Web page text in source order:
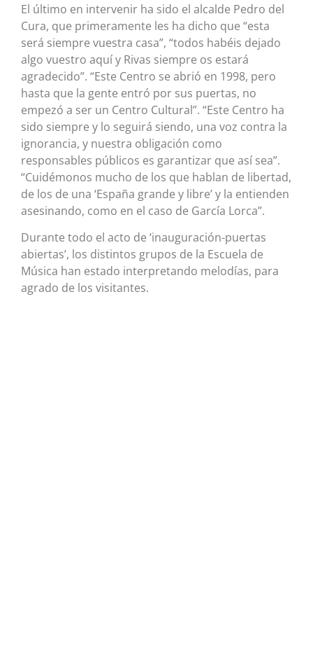
El último en intervenir ha sido el alcalde Pedro del
Cura, que primeramente les ha dicho que “esta
será siempre vuestra casa”, “todos habéis dejado
algo vuestro aquí y Rivas siempre os estará
agradecido”. “Este Centro se abrió en 1998, pero
hasta que la gente entró por sus puertas, no
empezó a ser un Centro Cultural”. “Este Centro ha
sido siempre y lo seguirá siendo, una voz contra la
ignorancia, y nuestra obligación como
responsables públicos es garantizar que así sea”.
“Cuidémonos mucho de los que hablan de libertad,
de los de una ‘España grande y libre’ y la entienden
asesinando, como en el caso de García Lorca”.
Durante todo el acto de ‘inauguración-puertas
abiertas’, los distintos grupos de la Escuela de
Música han estado interpretando melodías, para
agrado de los visitantes.